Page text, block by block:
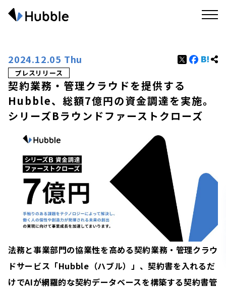
2024.12.05 Thu
プレスリリース
契約業務・管理クラウドを提供する
Hubble、総額7億円の資金調達を実施。
シリーズBラウンドファーストクローズ
法務と事業部門の協業性を高める契約業務・管理クラウ
ドサービス「Hubble（ハブル）」、契約書を入れるだ
けでAIが網羅的な契約データベースを構築する契約書管